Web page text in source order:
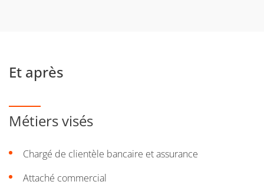
Et après
Métiers visés
Chargé de clientèle bancaire et assurance
Attaché commercial